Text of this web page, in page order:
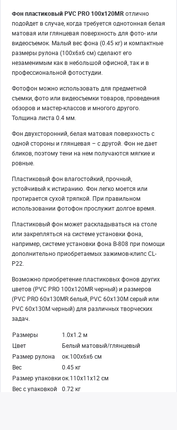
Фон пластиковый PVC PRO 100х120MR отлично
подойдет в случае, когда требуется однотонная белая
матовая или глянцевая поверхность для фото- или
видеосъемок. Малый вес фона (0.45 кг) и компактные
размеры рулона (100х6х6 см) сделают его
незаменимым как в небольшой офисной, так и в
профессиональной фотостудии.
Фотофон можно использовать для предметной
съемки, фото или видеосъемки товаров, проведения
обзоров и мастер-классов и многого другого.
Толщина листа 0.4 мм.
Фон двухсторонний, белая матовая поверхность с
одной стороны и глянцевая – с другой. Фон не дает
бликов, поэтому тени на нем получаются мягкие и
ровные.
Пластиковый фон влагостойкий, прочный,
устойчивый к истиранию. Фон легко моется или
протирается сухой тряпкой. При правильном
использовании фотофон прослужит долгое время.
Пластиковый фон может раскладываться на столе
или закрепляться на системе установки фона,
например, системе установки фона В-808 при помощи
дополнительно приобретаемых зажимов-клипс CL-
P22.
Возможно приобретение пластиковых фонов других
цветов (PVC PRO 100х120MR черный) и размеров
(PVC PRO 60х130MR белый, PVC 60х130M серый или
PVC 60х130M черный) для различных творческих
задач.
Размеры
1.0х1.2 м
Цвет
Белый матовый/глянцевый
Размер рулона
ок.100х6х6 см
Вес
0.45 кг
Размер упаковкиок.110х11х12 см
Вес с упаковкой
0.72 кг